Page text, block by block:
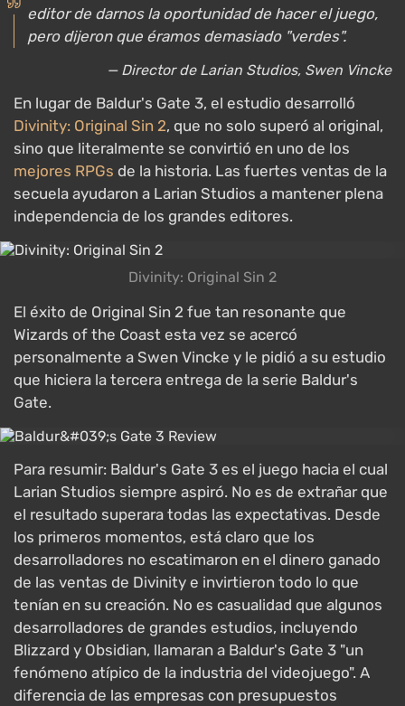
editor de darnos la oportunidad de hacer el juego,
pero dijeron que éramos demasiado "verdes".
— Director de Larian Studios, Swen Vincke
En lugar de Baldur's Gate 3, el estudio desarrolló
Divinity: Original Sin 2, que no solo superó al original,
sino que literalmente se convirtió en uno de los
mejores RPGs de la historia. Las fuertes ventas de la
secuela ayudaron a Larian Studios a mantener plena
independencia de los grandes editores.
Divinity: Original Sin 2
El éxito de Original Sin 2 fue tan resonante que
Wizards of the Coast esta vez se acercó
personalmente a Swen Vincke y le pidió a su estudio
que hiciera la tercera entrega de la serie Baldur's
Gate.
Para resumir: Baldur's Gate 3 es el juego hacia el cual
Larian Studios siempre aspiró. No es de extrañar que
el resultado superara todas las expectativas. Desde
los primeros momentos, está claro que los
desarrolladores no escatimaron en el dinero ganado
de las ventas de Divinity e invirtieron todo lo que
tenían en su creación. No es casualidad que algunos
desarrolladores de grandes estudios, incluyendo
Blizzard y Obsidian, llamaran a Baldur's Gate 3 "un
fenómeno atípico de la industria del videojuego". A
diferencia de las empresas con presupuestos